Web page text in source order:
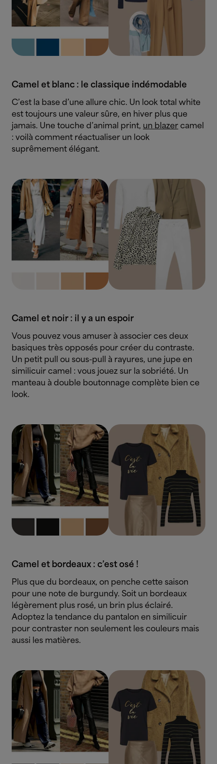
Camel et blanc : le classique indémodable
C’est la base d’une allure chic. Un look total white
est toujours une valeur sûre, en hiver plus que
jamais. Une touche d’animal print, un blazer camel
: voilà comment réactualiser un look
suprêmement élégant.
Camel et noir : il y a un espoir
Vous pouvez vous amuser à associer ces deux
basiques très opposés pour créer du contraste.
Un petit pull ou sous-pull à rayures, une jupe en
similicuir camel : vous jouez sur la sobriété. Un
manteau à double boutonnage complète bien ce
look.
Camel et bordeaux : c’est osé !
Plus que du bordeaux, on penche cette saison
pour une note de burgundy. Soit un bordeaux
légèrement plus rosé, un brin plus éclairé.
Adoptez la tendance du pantalon en similicuir
pour contraster non seulement les couleurs mais
aussi les matières.